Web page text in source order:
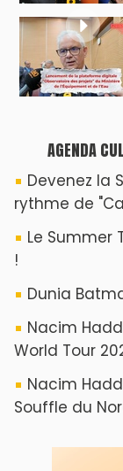
AGENDA
Devenez la
rythme de
Le Summer
!
Dunia
Nacim
World Tour
Nacim
Souffle du